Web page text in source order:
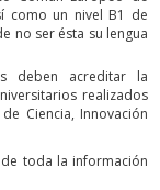
como un nivel B1 de
no ser ésta su lengua
deben acreditar la
realizados
Ciencia, Innovación
toda la información